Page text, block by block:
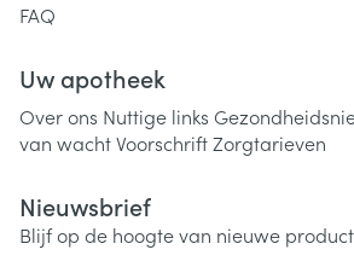
FAQ
Uw apotheek
Over ons Nuttige links
van wachtVoorschriftZorgtarieven
Nieuwsbrief
Blijf op de hoogte van nieuwe